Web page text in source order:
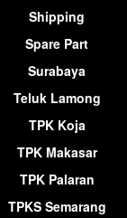
Shipping
Spare Part
Surabaya
Teluk Lamong
TPK Koja
TPK Makasar
TPK Palaran
TPKS Semarang